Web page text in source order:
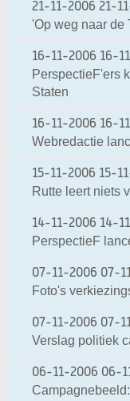
21-11-2006 21-
'Op weg naar de
16-11-2006 16-
PerspectieF'ers
Staten
16-11-2006 16-
Webredactie
15-11-2006 15-
Rutte leert niets
14-11-2006 14-
PerspectieF
07-11-2006 07-
Foto's
07-11-2006 07-
Verslag politiek
06-11-2006 06-